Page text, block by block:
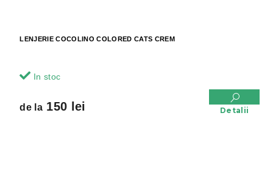
LENJERIE COCOLINO COLORED CATS CREM
In stoc
de la150 lei Detalii